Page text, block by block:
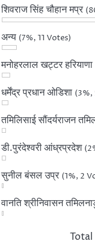
शिवराज सिंह चौहान मप्र
अन्य (7%, 11 Votes)
मनोहरलाल खट्टर हरियाणा
धर्मेंद्र प्रधान ओडिशा (3%,
तमिलिसाई सौंदर्यराजन
डी.पुरंदेश्वरी आंध्रप्रदेश
सुनील बंसल उप्र (1%, 2
वानति श्रीनिवासन